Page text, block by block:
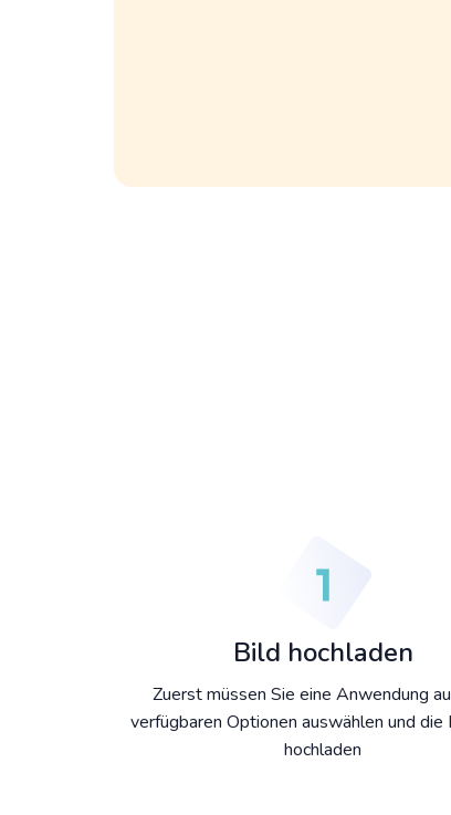
Bild hochladen
Zuerst müssen Sie eine Anwendung
verfügbaren Optionen auswählen und die
hochladen